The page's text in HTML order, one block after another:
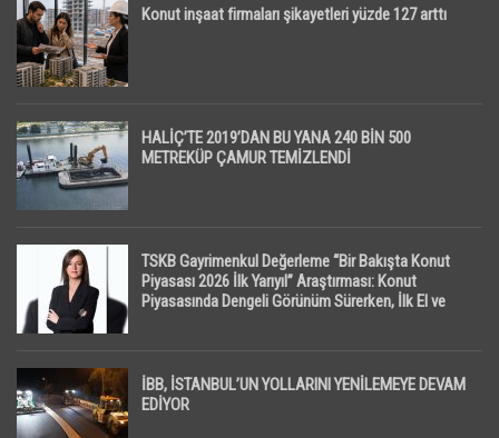
Konut inşaat firmaları şikayetleri yüzde 127 arttı
HALİÇ’TE 2019’DAN BU YANA 240 BİN 500
METREKÜP ÇAMUR TEMİZLENDİ
TSKB Gayrimenkul Değerleme “Bir Bakışta Konut
Piyasası 2026 İlk Yarıyıl” Araştırması: Konut
Piyasasında Dengeli Görünüm Sürerken, İlk El ve
İBB, İSTANBUL’UN YOLLARINI YENİLEMEYE DEVAM
EDİYOR